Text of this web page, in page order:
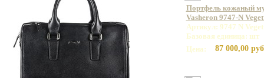
Портфель кожаный
Vasheron 9747-N
Артикул: 9747 N
Базовая единица: шт
Цена:
87 000,00